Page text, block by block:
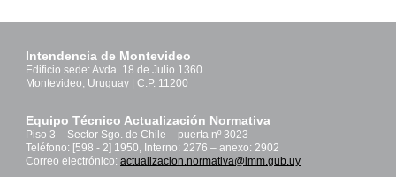
Intendencia de Montevideo
Edificio sede: Avda. 18 de Julio 1360
Montevideo, Uruguay | C.P. 11200
Equipo Técnico Actualización Normativa
Piso 3 – Sector Sgo. de Chile – puerta nº 3023
Teléfono: [598 - 2] 1950, Interno: 2276 – anexo: 2902
Correo electrónico: actualizacion.normativa@imm.gub.uy